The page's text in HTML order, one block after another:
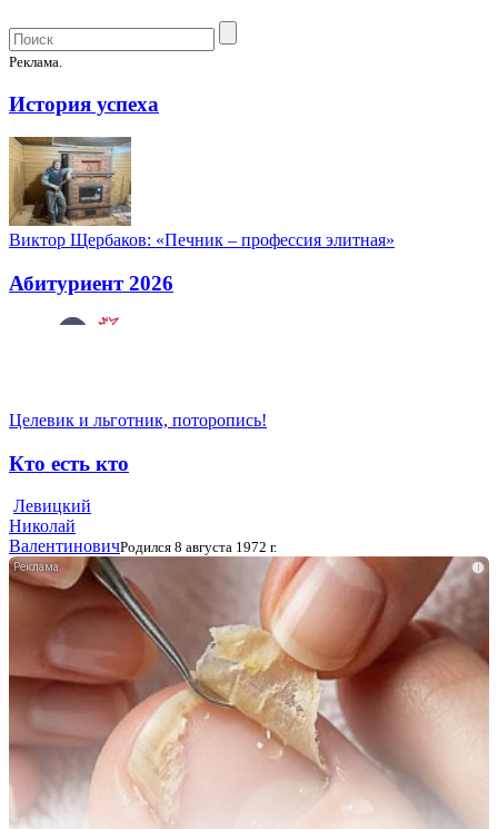
Реклама.
История успеха
Виктор Щербаков: «Печник – профессия элитная»
Абитуриент 2026
Целевик и льготник, поторопись!
Кто есть кто
Левицкий
Николай
ВалентиновичРодился 8 августа 1972 г.
i